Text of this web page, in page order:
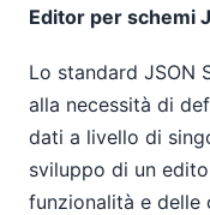
Editor per schemi
Lo standard JSON
alla necessità di
dati a livello di
sviluppo di un
funzionalità e delle